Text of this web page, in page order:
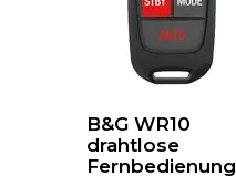
B&G WR10
drahtlose
Fernbedienung